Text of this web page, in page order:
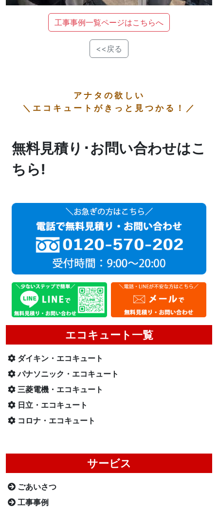
エコキュート一覧
ダイキン・エコキュート
パナソニック・エコキュート
三菱電機・エコキュート
日立・エコキュート
コロナ・エコキュート
サービス
ごあいさつ
工事事例
工事事例一覧ページはこちらへ
<<戻る
アナタの欲しい
＼エコキュートがきっと見つかる！／
無料見積り･お問い合わせはこ
ちら!